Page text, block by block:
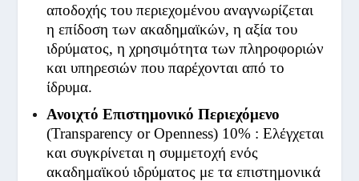
αποδοχής του περιεχομένου αναγνωρίζεται
η επίδοση των ακαδημαϊκών, η αξία του
ιδρύματος, η χρησιμότητα των πληροφοριών
και υπηρεσιών που παρέχονται από το
ίδρυμα.
Ανοιχτό Επιστημονικό Περιεχόμενο
(Transparency or Openness) 10% : Ελέγχεται
και συγκρίνεται η συμμετοχή ενός
ακαδημαϊκού ιδρύματος με τα επιστημονικά